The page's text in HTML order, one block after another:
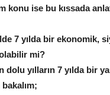
ise bu kıssada
7 yılda bir
olabilir mi?
yılların 7 yılda bir